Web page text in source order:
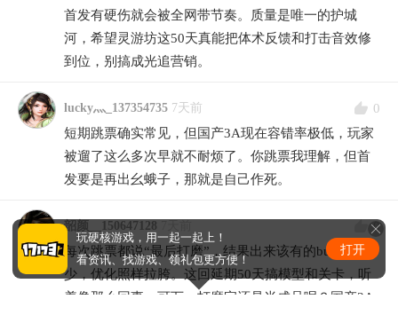
首发有硬伤就会被全网带节奏。质量是唯一的护城
河，希望灵游坊这50天真能把体术反馈和打击音效修
到位，别搞成光追营销。
lucky灬_137354735 7天前
0
短期跳票确实常见，但国产3A现在容错率极低，玩家
被遛了这么多次早就不耐烦了。你跳票我理解，但首
发要是再出幺蛾子，那就是自己作死。
韶颜__150647128
0
每次跳票都说“最后打磨”，结果出来该有的bug一个不
少，优化照样拉胯。这回延期50天搞模型和关卡，听
着像那么回事，可万一打磨完还是半成品呢？国产3A
玩硬核游戏，用一起一起上！
看资讯、找游戏、领礼包更方便！
打开